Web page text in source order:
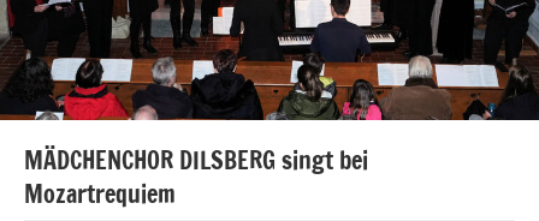
MÄDCHENCHOR DILSBERG singt bei
Mozartrequiem